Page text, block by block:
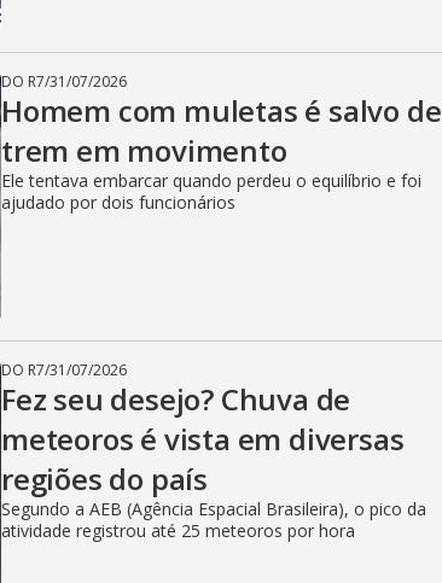
DO R7/31/07/2026
Homem com muletas é salvo de
trem em movimento
Ele tentava embarcar quando perdeu o equilíbrio e foi
ajudado por dois funcionários
DO R7/31/07/2026
Fez seu desejo? Chuva de
meteoros é vista em diversas
regiões do país
Segundo a AEB (Agência Espacial Brasileira), o pico da
atividade registrou até 25 meteoros por hora